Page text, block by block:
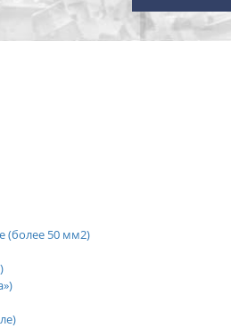
(более 50 мм2)